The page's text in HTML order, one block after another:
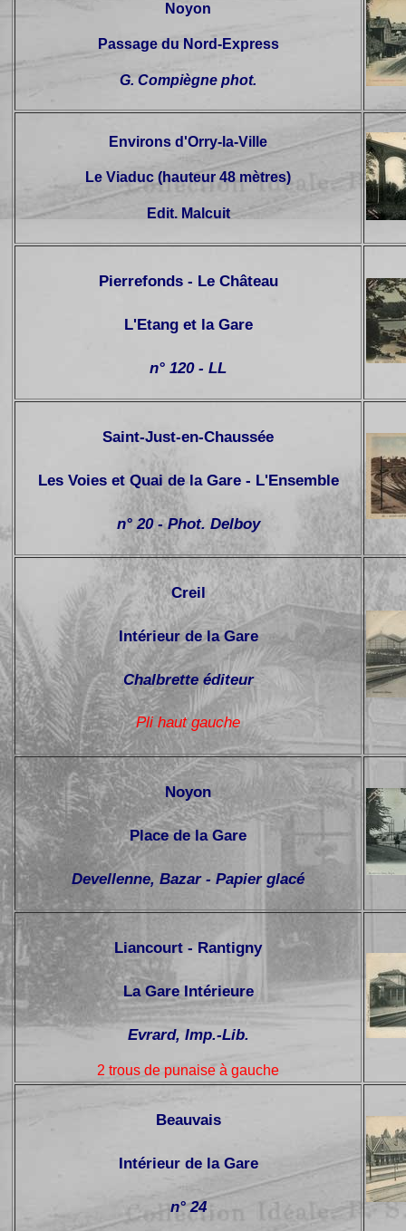
Noyon
Passage du Nord-Express
G. Compiègne phot.
Environs d'Orry-la-Ville
Le Viaduc (hauteur 48 mètres)
Edit. Malcuit
Pierrefonds - Le Château
L'Etang et la Gare
n° 120 - LL
Saint-Just-en-Chaussée
Les Voies et Quai de la Gare - L'Ensemble
n° 20 - Phot. Delboy
Creil
Intérieur de la Gare
Chalbrette éditeur
Pli haut gauche
Noyon
Place de la Gare
Devellenne, Bazar - Papier glacé
Liancourt - Rantigny
La Gare Intérieure
Evrard, Imp.-Lib.
2 trous de punaise à gauche
Beauvais
Intérieur de la Gare
n° 24